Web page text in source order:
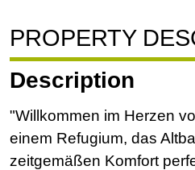
PROPERTY
Description
"Willkommen im Herzen
einem Refugium, das
zeitgemäßen Komfort